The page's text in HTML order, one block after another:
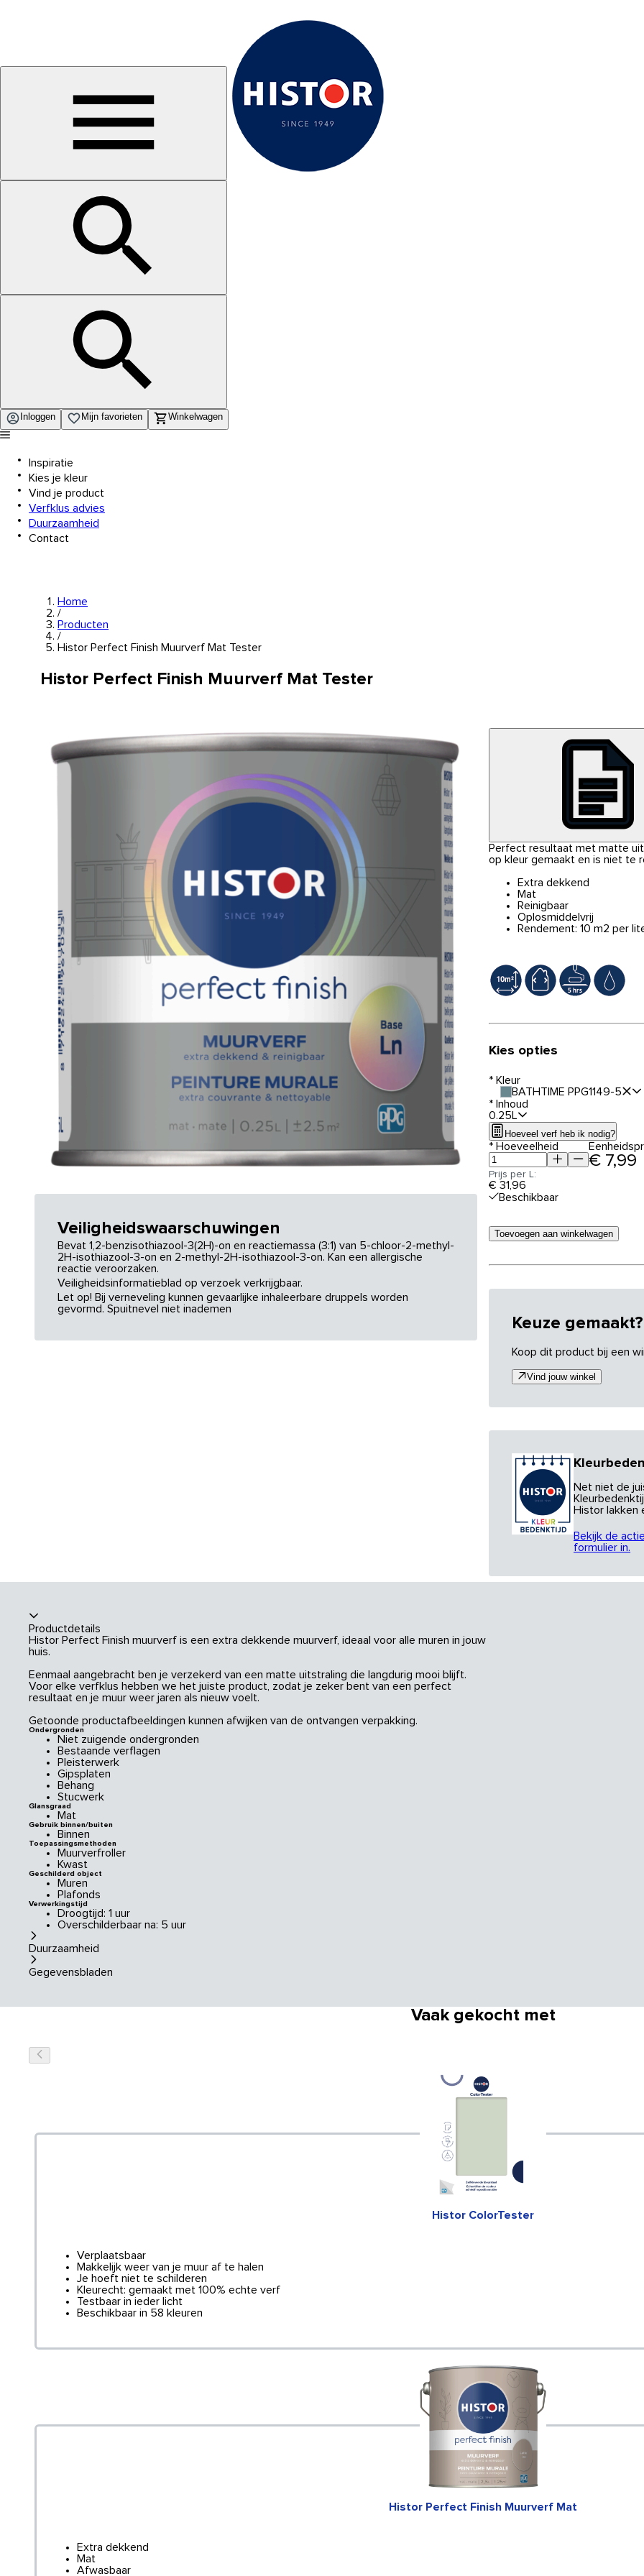
Inloggen Mijn favorieten Winkelwagen
Inspiratie
Kies je kleur
Vind je product
Verfklus advies
Duurzaamheid
Contact
Home
/
Producten
/
Histor Perfect Finish Muurverf Mat Tester
Histor Perfect Finish Muurverf Mat Tester
Veiligheidswaarschuwingen
Bevat 1,2-benzisothiazool-3(2H)-on en reactiemassa (3:1) van 5-chloor-2-methyl-
2H-isothiazool-3-on en 2-methyl-2H-isothiazool-3-on. Kan een allergische
reactie veroorzaken.
Veiligheidsinformatieblad op verzoek verkrijgbaar.
Let op! Bij verneveling kunnen gevaarlijke inhaleerbare druppels worden
gevormd. Spuitnevel niet inademen
Perfect resultaat met matte
op kleur gemaakt en is niet te
Extra dekkend
Mat
Reinigbaar
Oplosmiddelvrij
Rendement: 10 m2 per
Kies opties
* Kleur
BATHTIME PPG1149-5
* Inhoud
0.25L
Hoeveel verf heb ik nodig?
* Hoeveelheid
€ 7,99
Prijs per L:
€ 31,96
Beschikbaar
Toevoegen aan winkelwagen
Keuze gemaakt?
Koop dit product bij een
Vind jouw winkel
Net niet de
Histor lakken
Bekijk de
formulier in.
Productdetails
Histor Perfect Finish muurverf is een extra dekkende muurverf, ideaal voor alle muren in jouw
huis.
Eenmaal aangebracht ben je verzekerd van een matte uitstraling die langdurig mooi blijft.
Voor elke verfklus hebben we het juiste product, zodat je zeker bent van een perfect
resultaat en je muur weer jaren als nieuw voelt.
Getoonde productafbeeldingen kunnen afwijken van de ontvangen verpakking.
Ondergronden
Niet zuigende ondergronden
Bestaande verflagen
Pleisterwerk
Gipsplaten
Behang
Stucwerk
Glansgraad
Mat
Gebruik binnen/buiten
Binnen
Toepassingsmethoden
Muurverfroller
Kwast
Geschilderd object
Muren
Plafonds
Verwerkingstijd
Droogtijd: 1 uur
Overschilderbaar na: 5 uur
Duurzaamheid
Gegevensbladen
Vaak gekocht met
Histor ColorTester
Verplaatsbaar
Makkelijk weer van je muur af te halen
Je hoeft niet te schilderen
Kleurecht: gemaakt met 100% echte verf
Testbaar in ieder licht
Beschikbaar in 58 kleuren
Histor Perfect Finish Muurverf Mat
Extra dekkend
Mat
Afwasbaar